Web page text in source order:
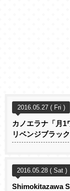
2016.05.27 ( Fri )
カノエラナ「月1
リベンジブラッ
2016.05.28 ( Sat )
Shimokitazawa